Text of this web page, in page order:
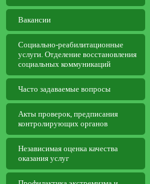
Вакансии
Социально-реабилитационные
услуги. Отделение восстановления
социальных коммуникаций
Часто задаваемые вопросы
Aкты проверок, предписания
контролирующих органов
Независимая оценка качества
оказания услуг